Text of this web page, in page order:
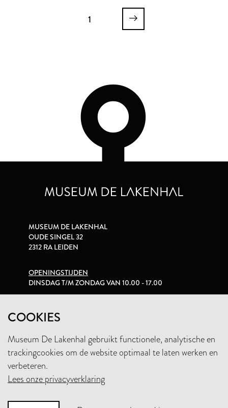
1
COOKIES
Museum De Lakenhal gebruikt functionele, analytische en
trackingcookies om de website optimaal te laten werken en
verbeteren.
Lees onze privacyverklaring
MUSEUM DE LAKENHAL
OUDE SINGEL 32
2312 RA LEIDEN
OPENINGSTIJDEN
DINSDAG T/M ZONDAG VAN 10.00 - 17.00
+31 (0)71 5165360
INFO@LAKENHAL.NL
STEUN HET MUSEUM